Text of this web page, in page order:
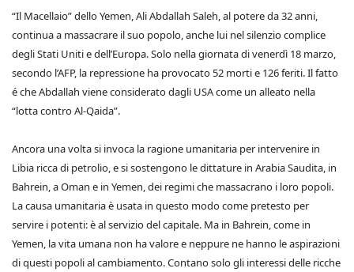
“Il Macellaio” dello Yemen, Ali Abdallah Saleh, al potere da 32 anni,
continua a massacrare il suo popolo, anche lui nel silenzio complice
degli Stati Uniti e dell’Europa. Solo nella giornata di venerdì 18 marzo,
secondo l’AFP, la repressione ha provocato 52 morti e 126 feriti. Il fatto
é che Abdallah viene considerato dagli USA come un alleato nella
“lotta contro Al-Qaida”.
Ancora una volta si invoca la ragione umanitaria per intervenire in
Libia ricca di petrolio, e si sostengono le dittature in Arabia Saudita, in
Bahrein, a Oman e in Yemen, dei regimi che massacrano i loro popoli.
La causa umanitaria è usata in questo modo come pretesto per
servire i potenti: è al servizio del capitale. Ma in Bahrein, come in
Yemen, la vita umana non ha valore e neppure ne hanno le aspirazioni
di questi popoli al cambiamento. Contano solo gli interessi delle ricche